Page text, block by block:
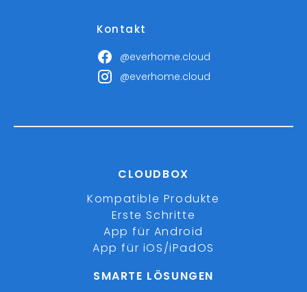
Kontakt
@everhome.cloud
@everhome.cloud
CLOUDBOX
Kompatible Produkte
Erste Schritte
App für Android
App für iOS/iPadOS
SMARTE LÖSUNGEN